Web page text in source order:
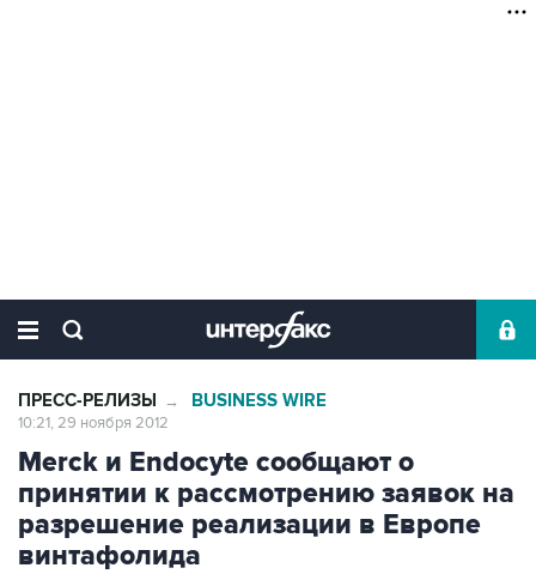
ПРЕСС-РЕЛИЗЫ → BUSINESS WIRE
10:21, 29 ноября 2012
Merck и Endocyte сообщают о
принятии к рассмотрению заявок на
разрешение реализации в Европе
винтафолида